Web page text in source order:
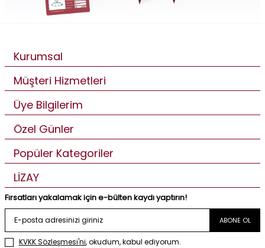
Kurumsal
Müşteri Hizmetleri
Üye Bilgilerim
Özel Günler
Popüler Kategoriler
LİZAY
Fırsatları yakalamak için e-bülten kaydı yaptırın!
ABONE OL
KVKK Sözleşmesi'ni, okudum, kabul ediyorum.